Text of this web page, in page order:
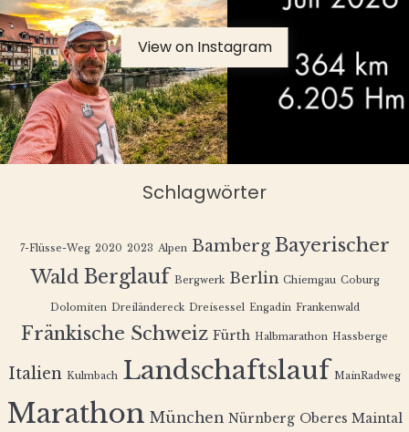
View on Instagram
Schlagwörter
7-Flüsse-Weg 2020 2023 Alpen Bamberg Bayerischer
Wald Berglauf Bergwerk Berlin Chiemgau Coburg
Dolomiten Dreiländereck Dreisessel Engadin Frankenwald
Fränkische Schweiz Fürth Halbmarathon Hassberge
Italien Kulmbach Landschaftslauf MainRadweg
Marathon München Nürnberg Oberes Maintal